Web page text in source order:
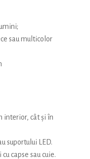
sau multicolor
interior, cât și în
suportului LED.
capse sau cuie.